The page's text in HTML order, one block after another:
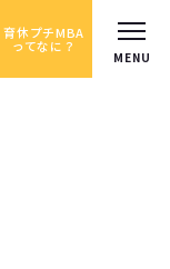
育休プチMBA
ってなに？